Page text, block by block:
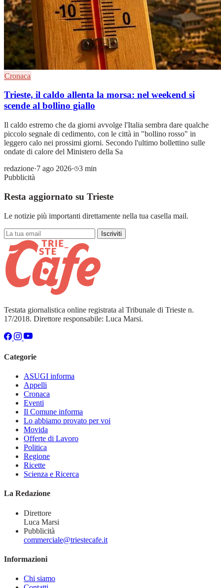
Cronaca
Trieste, il caldo allenta la morsa: nel weekend si
scende al bollino giallo
Il caldo estremo che da giorni avvolge l'Italia sembra dare qualche
piccolo segnale di cedimento, con le città in "bollino rosso" in
leggero calo nei prossimi giorni. Secondo l'ultimo bollettino sulle
ondate di calore del Ministero della Sa
redazione·7 ago 2026·
3 min
Pubblicità
Resta aggiornato su Trieste
Le notizie più importanti direttamente nella tua casella mail.
Iscriviti
Testata giornalistica online registrata al Tribunale di Trieste n.
17/2018. Direttore responsabile: Luca Marsi.
Categorie
ASUGI informa
Appelli
Cronaca
Eventi
Il Comune informa
Lo abbiamo provato per voi
Movida
Offerte di Lavoro
Politica
Regione
Ricette
Scienza e Ricerca
La Redazione
Direttore
Luca Marsi
Pubblicità
commerciale@triestecafe.it
Informazioni
Chi siamo